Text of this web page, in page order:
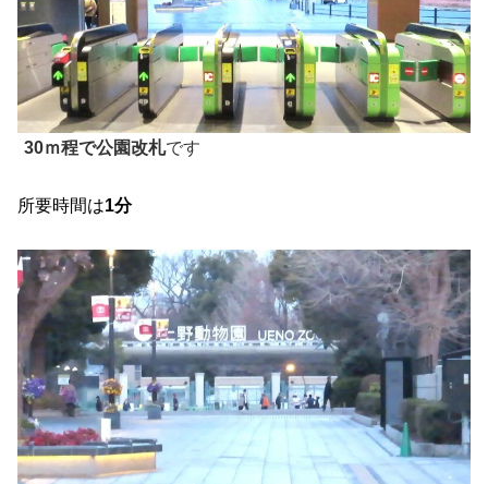
30ｍ程で公園改札です
所要時間は1分